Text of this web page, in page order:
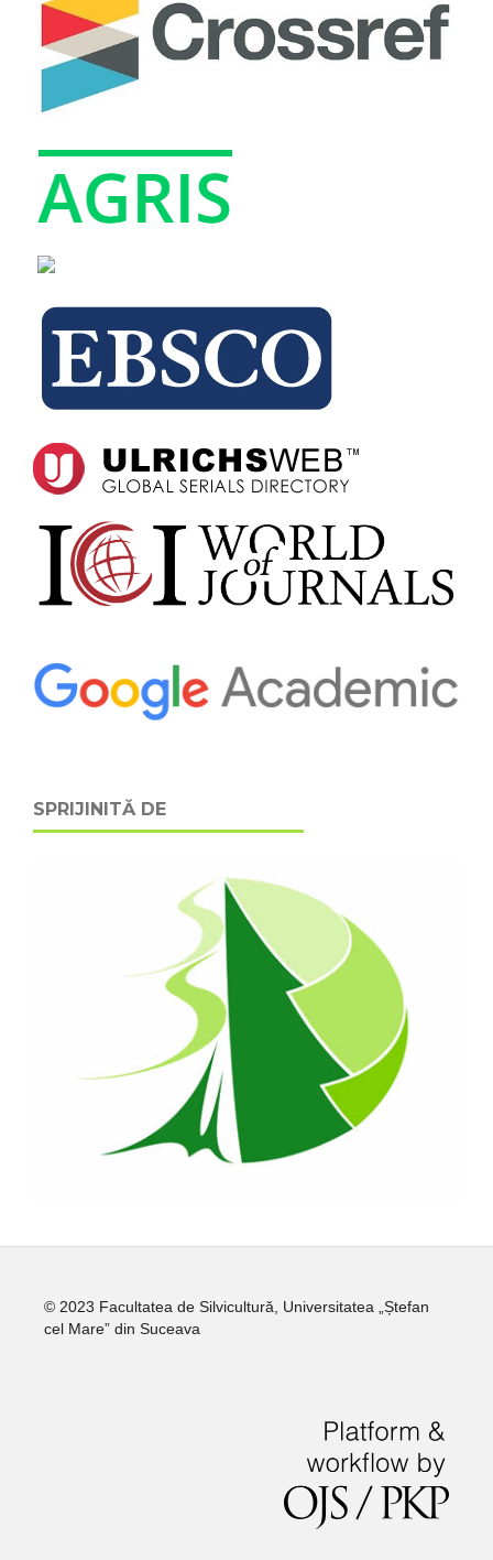
SPRIJINITĂ DE
© 2023 Facultatea de Silvicultură, Universitatea „Ștefan
cel Mare” din Suceava